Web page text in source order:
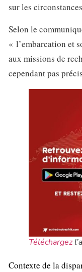
sur les
Selon le
« l’embarcation et
aux missions de
cependant pas
Téléchargez
Contexte de la